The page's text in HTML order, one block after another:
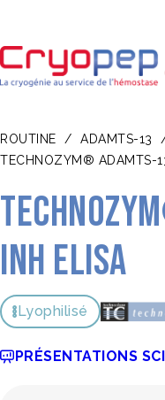
ROUTINE / ADAMTS-13
TECHNOZYM® ADAMTS-
INH ELISA
Lyophilisé
PRÉSENTATIONS